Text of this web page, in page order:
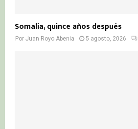
Somalia, quince años después
Por Juan Royo Abenia 5 agosto, 2026